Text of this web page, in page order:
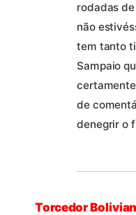
rodadas
não
tem tanto
Sampaio
de
denegrir o
Torcedor